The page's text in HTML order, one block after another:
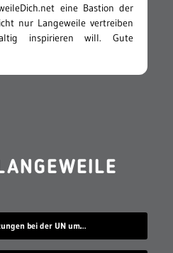
eine Bastion der
nur Langeweile vertreiben
inspirieren will. Gute
Wie Simultan-Übersetzungen bei der UN umgesetzt werden